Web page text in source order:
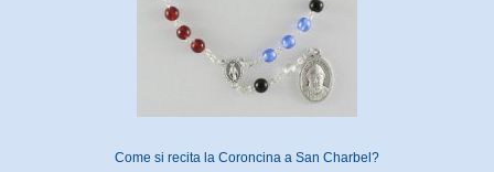
Come si recita la Coroncina a San Charbel?